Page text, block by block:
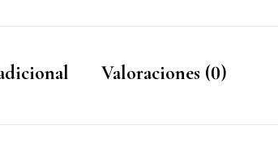
Valoraciones (0)